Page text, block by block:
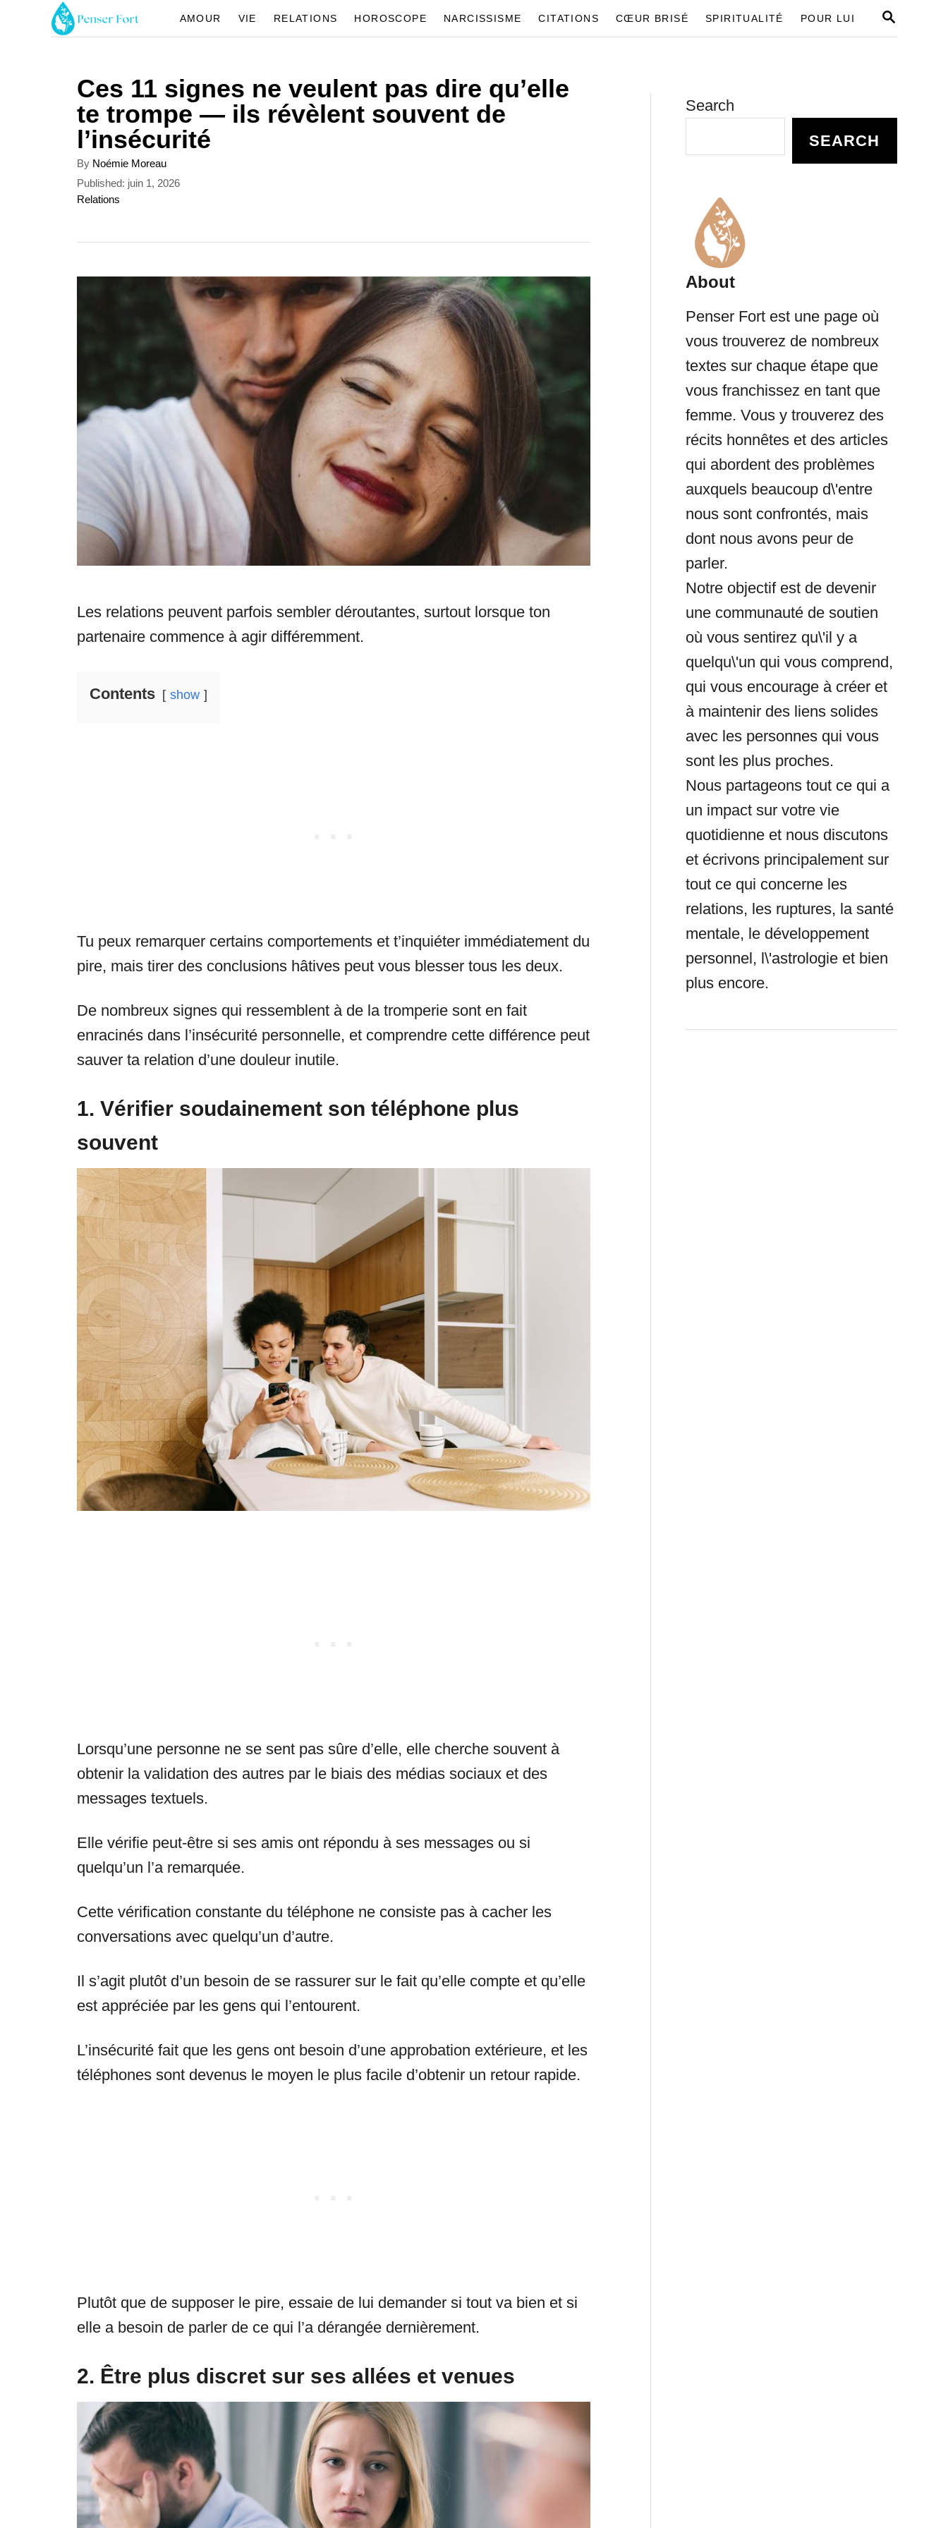
S
AMOUR VIE RELATIONS HOROSCOPE NARCISSISME CITATIONS CŒUR BRISÉ SPIRITUALITÉ POUR LUI
Ces 11 signes ne veulent pas dire qu’elle
te trompe — ils révèlent souvent de
l’insécurité
By A
u
t
r
Noémie Moreau
P
o
o
Published: juin 1, 2026
C
o
Relations
Les relations peuvent parfois sembler déroutantes, surtout lorsque ton
partenaire commence à agir différemment.
Contents show
Tu peux remarquer certains comportements et t’inquiéter immédiatement du
pire, mais tirer des conclusions hâtives peut vous blesser tous les deux.
De nombreux signes qui ressemblent à de la tromperie sont en fait
enracinés dans l’insécurité personnelle, et comprendre cette différence peut
sauver ta relation d’une douleur inutile.
1. Vérifier soudainement son téléphone plus
souvent
Lorsqu’une personne ne se sent pas sûre d’elle, elle cherche souvent à
obtenir la validation des autres par le biais des médias sociaux et des
messages textuels.
Elle vérifie peut-être si ses amis ont répondu à ses messages ou si
quelqu’un l’a remarquée.
Cette vérification constante du téléphone ne consiste pas à cacher les
conversations avec quelqu’un d’autre.
Il s’agit plutôt d’un besoin de se rassurer sur le fait qu’elle compte et qu’elle
est appréciée par les gens qui l’entourent.
L’insécurité fait que les gens ont besoin d’une approbation extérieure, et les
téléphones sont devenus le moyen le plus facile d’obtenir un retour rapide.
Plutôt que de supposer le pire, essaie de lui demander si tout va bien et si
elle a besoin de parler de ce qui l’a dérangée dernièrement.
2. Être plus discret sur ses allées et venues
Search
SEARCH
About
Penser Fort est une page où
vous trouverez de nombreux
textes sur chaque étape que
vous franchissez en tant que
femme. Vous y trouverez des
récits honnêtes et des articles
qui abordent des problèmes
auxquels beaucoup d\'entre
nous sont confrontés, mais
dont nous avons peur de
parler.
Notre objectif est de devenir
une communauté de soutien
où vous sentirez qu\'il y a
quelqu\'un qui vous comprend,
qui vous encourage à créer et
à maintenir des liens solides
avec les personnes qui vous
sont les plus proches.
Nous partageons tout ce qui a
un impact sur votre vie
quotidienne et nous discutons
et écrivons principalement sur
tout ce qui concerne les
relations, les ruptures, la santé
mentale, le développement
personnel, l\'astrologie et bien
plus encore.